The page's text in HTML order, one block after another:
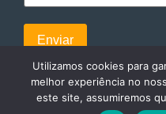
Utilizamos cookies para
melhor experiência no
este site, assumiremos